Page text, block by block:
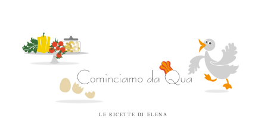
LE RICETTE DI ELENA